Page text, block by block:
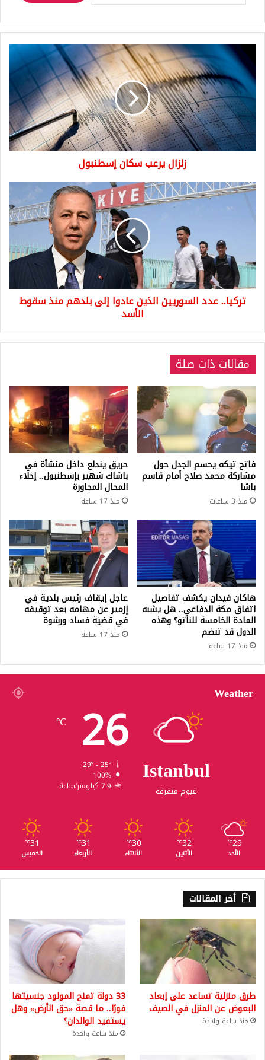
زلزال
يرعب
سكان
إسطنبول
زلزال يرعب سكان إسطنبول
تركيا..
عدد
السوريين
الذين
بلدهم
منذ
سقوط
الأسد
تركيا.. عدد السوريين الذين عادوا إلى بلدهم منذ سقوط
الأسد
مقالات ذات صلة
فاتح تيكه يحسم الجدل حول
مشاركة محمد صلاح أمام قاسم
باشا
منذ 3 ساعات
حريق يندلع داخل منشأة في
باشاك شهير بإسطنبول.. إخلاء
المحال المجاورة
منذ 17 ساعة
هاكان فيدان يكشف تفاصيل
اتفاق مكة الدفاعي.. هل يشبه
المادة الخامسة للناتو؟ وهذه
الدول قد تنضم
منذ 17 ساعة
عاجل إيقاف رئيس بلدية في
إزمير عن مهامه بعد توقيفه
في قضية فساد ورشوة
منذ 17 ساعة
Weather
Istanbul
غيوم متفرقة
26
℃
29º - 25º
100%
7.9 كيلومتر/ساعة
29
℃
الأحد
32
℃
الأثنين
30
℃
الثلاثاء
31
℃
الأربعاء
31
℃
الخميس
أخر المقالات
طرق منزلية تساعد على إبعاد
البعوض عن المنزل في الصيف
منذ ساعة واحدة
33 دولة تمنح المولود جنسيتها
فورًا.. ما قصة «حق الأرض» وهل
يستفيد الوالدان؟
منذ ساعة واحدة